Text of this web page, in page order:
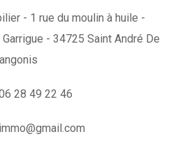
- 1 rue du moulin à huile -
- 34725 Saint André De
28 49 22 46